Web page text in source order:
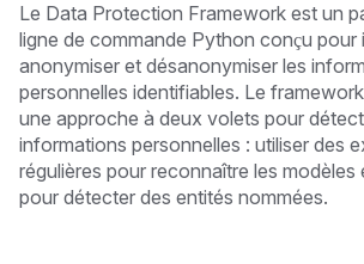
Le Data Protection Framework est un
ligne de commande Python conçu pour
anonymiser et désanonymiser les
personnelles identifiables. Le
une approche à deux volets pour
informations personnelles : utiliser des
régulières pour reconnaître les modèles
pour détecter des entités nommées.